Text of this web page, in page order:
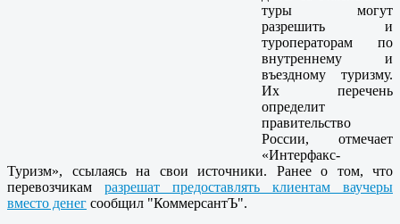
туры могут
разрешить и
туроператорам по
внутреннему и
въездному туризму.
Их перечень
определит
правительство
России, отмечает
«Интерфакс-
Туризм», ссылаясь на свои источники. Ранее о том, что
перевозчикам разрешат предоставлять клиентам ваучеры
вместо денег сообщил "КоммерсантЪ".